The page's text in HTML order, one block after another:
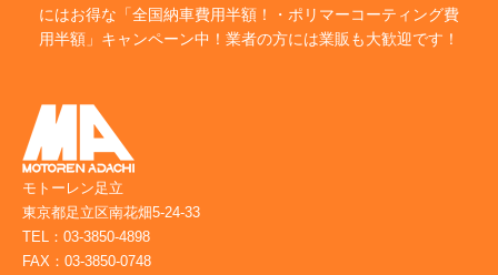
にはお得な「全国納車費用半額！・ポリマーコーティング費
用半額」キャンペーン中！業者の方には業販も大歓迎です！
モトーレン足立
東京都足立区南花畑5-24-33
TEL：03-3850-4898
FAX：03-3850-0748